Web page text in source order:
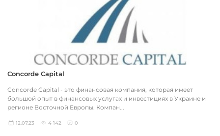
Concorde Capital
Concorde Capital - это финансовая компания, которая имеет
большой опыт в финансовых услугах и инвестициях в Украине и
регионе Восточной Европы. Компан...
12.07.23 4 142 0